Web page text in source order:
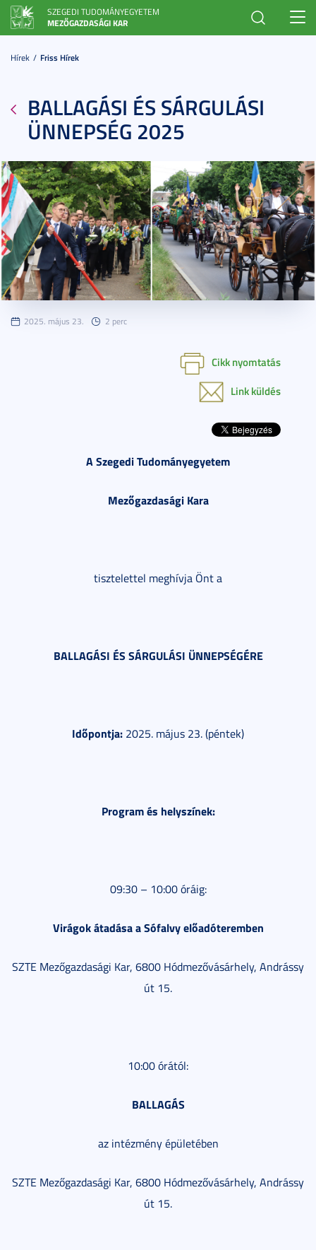
SZEGEDI TUDOMÁNYEGYETEM
MEZŐGAZDASÁGI KAR
Hírek Friss Hírek
BALLAGÁSI ÉS SÁRGULÁSI
ÜNNEPSÉG 2025
2025. május 23. 2 perc
Cikk nyomtatás
Link küldés
A Szegedi Tudományegyetem
Mezőgazdasági Kara
tisztelettel meghívja Önt a
BALLAGÁSI ÉS SÁRGULÁSI ÜNNEPSÉGÉRE
Időpontja: 2025. május 23. (péntek)
Program és helyszínek:
09:30 – 10:00 óráig:
Virágok átadása a Sófalvy előadóteremben
SZTE Mezőgazdasági Kar, 6800 Hódmezővásárhely, Andrássy
út 15.
10:00 órától:
BALLAGÁS
az intézmény épületében
SZTE Mezőgazdasági Kar, 6800 Hódmezővásárhely, Andrássy
út 15.